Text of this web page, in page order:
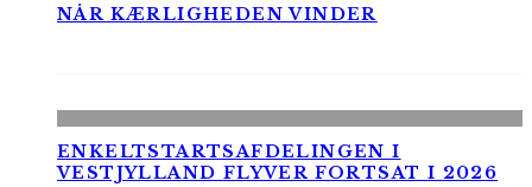
NÅR KÆRLIGHEDEN VINDER
ENKELTSTARTSAFDELINGEN I
VESTJYLLAND FLYVER FORTSAT I 2026